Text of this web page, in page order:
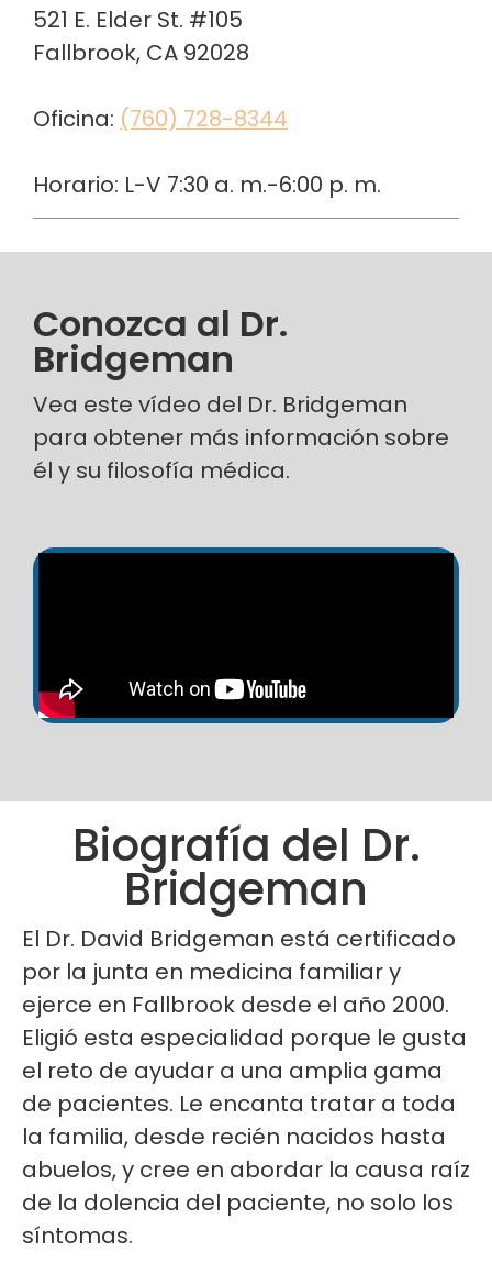
521 E. Elder St. #105
Fallbrook, CA 92028
Oficina: (760) 728-8344
Horario: L-V 7:30 a. m.-6:00 p. m.
Conozca al Dr.
Bridgeman
Vea este vídeo del Dr. Bridgeman
para obtener más información sobre
él y su filosofía médica.
Biografía del Dr.
Bridgeman
El Dr. David Bridgeman está certificado
por la junta en medicina familiar y
ejerce en Fallbrook desde el año 2000.
Eligió esta especialidad porque le gusta
el reto de ayudar a una amplia gama
de pacientes. Le encanta tratar a toda
la familia, desde recién nacidos hasta
abuelos, y cree en abordar la causa raíz
de la dolencia del paciente, no solo los
síntomas.